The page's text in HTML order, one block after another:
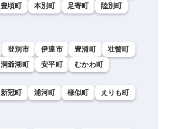
豊頃町 本別町 足寄町
陸別町
登別市 伊達市 豊浦町
壮瞥町
洞爺湖町 安平町 むかわ町
新冠町 浦河町 様似町
えりも町